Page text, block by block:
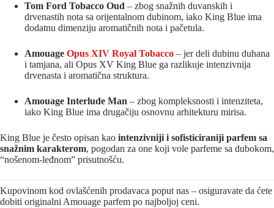
Tom Ford Tobacco Oud – zbog snažnih duvanskih i
drvenastih nota sa orijentalnom dubinom, iako King Blue ima
dodatnu dimenziju aromatičnih nota i pačetula.
Amouage Opus XIV Royal Tobacco – jer deli dubinu duhana
i tamjana, ali Opus XV King Blue ga razlikuje intenzivnija
drvenasta i aromatična struktura.
Amouage Interlude Man – zbog kompleksnosti i intenziteta,
iako King Blue ima drugačiju osnovnu arhitekturu mirisa.
King Blue je često opisan kao intenzivniji i sofisticiraniji parfem sa
snažnim karakterom, pogodan za one koji vole parfeme sa dubokom,
“nošenom-leđnom” prisutnošću.
Kupovinom kod ovlašćenih prodavaca poput nas – osiguravate da ćete
dobiti originalni Amouage parfem po najboljoj ceni.